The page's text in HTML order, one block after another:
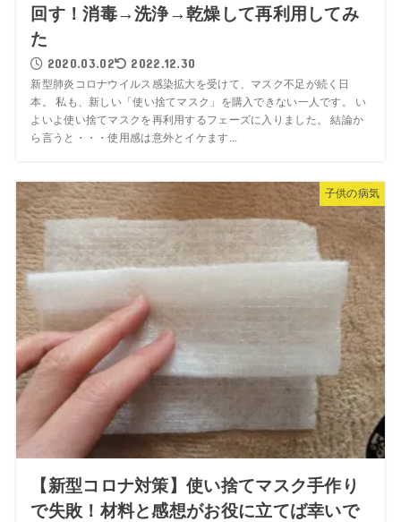
回す！消毒→洗浄→乾燥して再利用してみ
た
2020.03.02 2022.12.30
新型肺炎コロナウイルス感染拡大を受けて、マスク不足が続く日
本。 私も、新しい「使い捨てマスク」を購入できない一人です。 い
よいよ使い捨てマスクを再利用するフェーズに入りました。 結論か
ら言うと・・・使用感は意外とイケます...
子供の病気
【新型コロナ対策】使い捨てマスク手作り
で失敗！材料と感想がお役に立てば幸いで